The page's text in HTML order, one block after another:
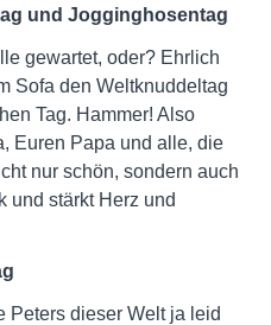
und Jogginghosentag
gewartet, oder? Ehrlich
Sofa den Weltknuddeltag
Tag. Hammer! Also
Euren Papa und alle, die
nur schön, sondern auch
und stärkt Herz und
Peters dieser Welt ja leid